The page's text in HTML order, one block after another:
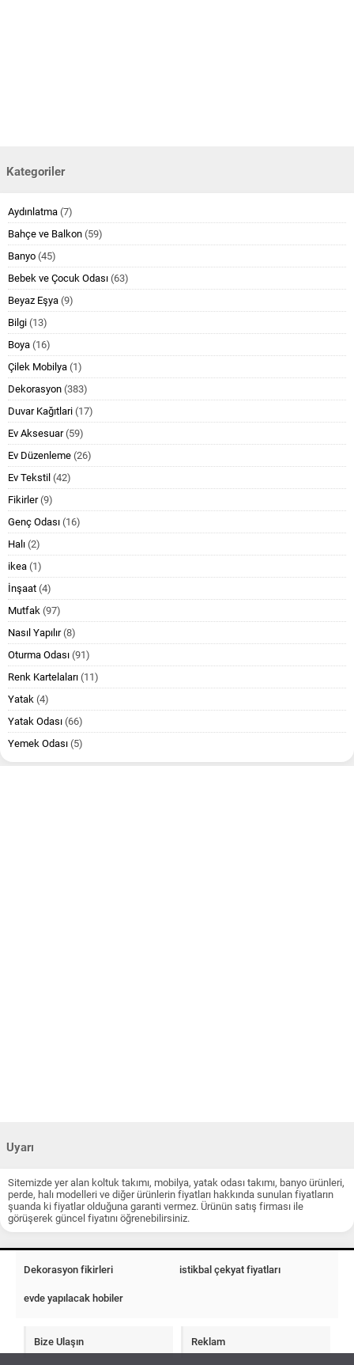
Kategoriler
Aydınlatma (7)
Bahçe ve Balkon (59)
Banyo (45)
Bebek ve Çocuk Odası (63)
Beyaz Eşya (9)
Bilgi (13)
Boya (16)
Çilek Mobilya (1)
Dekorasyon (383)
Duvar Kağıtlari (17)
Ev Aksesuar(59)
Ev Düzenleme (26)
Ev Tekstil (42)
Fikirler(9)
Genç Odası (16)
Halı (2)
ikea (1)
İnşaat (4)
Mutfak (97)
Nasıl Yapılır(8)
Oturma Odası (91)
Renk Kartelaları (11)
Yatak (4)
Yatak Odası (66)
Yemek Odası (5)
Uyarı
Sitemizde yer alan koltuk takımı, mobilya, yatak odası takımı, banyo ürünleri,
perde, halı modelleri ve diğer ürünlerin fiyatları hakkında sunulan fiyatların
şuanda ki fiyatlar olduğuna garanti vermez. Ürünün satış firması ile
görüşerek güncel fiyatını öğrenebilirsiniz.
Dekorasyon fikirleri istikbal çekyat fiyatları
evde yapılacak hobiler
Bize Ulaşın Reklam